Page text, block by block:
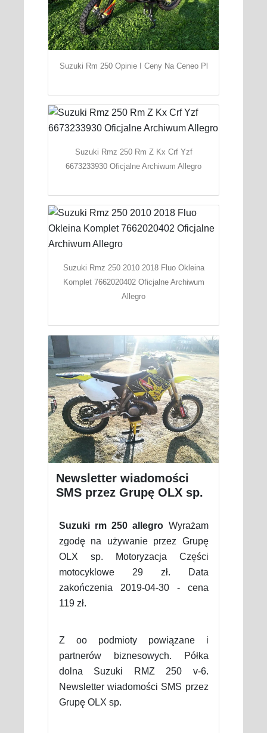
Suzuki Rm 250 Opinie I Ceny Na Ceneo Pl
Suzuki Rmz 250 Rm Z Kx Crf Yzf
6673233930 Oficjalne Archiwum Allegro
Suzuki Rmz 250 2010 2018 Fluo Okleina
Komplet 7662020402 Oficjalne Archiwum
Allegro
Newsletter wiadomości
SMS przez Grupę OLX sp.
Suzuki rm 250 allegro Wyrażam
zgodę na używanie przez Grupę
OLX sp. Motoryzacja Części
motocyklowe 29 zł. Data
zakończenia 2019-04-30 - cena
119 zł.
Z oo podmioty powiązane i
partnerów biznesowych. Półka
dolna Suzuki RMZ 250 v-6.
Newsletter wiadomości SMS przez
Grupę OLX sp.